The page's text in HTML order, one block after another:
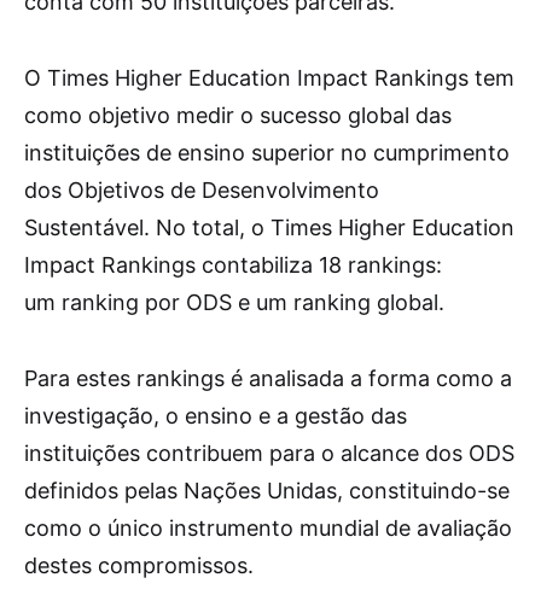
O Times Higher Education Impact Rankings tem
como objetivo medir o sucesso global das
instituições de ensino superior no cumprimento
dos Objetivos de Desenvolvimento
Sustentável. No total, o Times Higher Education
Impact Rankings contabiliza 18 rankings:
um ranking por ODS e um ranking global.
Para estes rankings é analisada a forma como a
investigação, o ensino e a gestão das
instituições contribuem para o alcance dos ODS
definidos pelas Nações Unidas, constituindo-se
como o único instrumento mundial de avaliação
destes compromissos.